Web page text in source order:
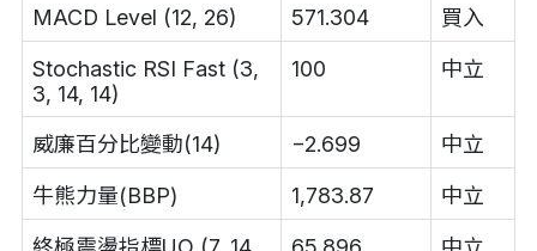
MACD Level (12, 26) 571.304 買入
Stochastic RSI Fast (3,
3, 14, 14)
100 中立
威廉百分比變動(14) −2.699 中立
牛熊力量(BBP) 1,783.87 中立